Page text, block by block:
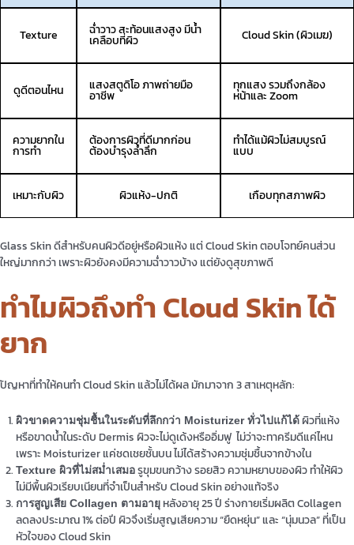
Texture ฉ่ำวาว สะท้อนแสงสูง มีน้ำ
เคลือบที่ผิว Cloud Skin (ผิวเมฆ)
ดูดีตอนไหน แสงสตูดิโอ ภาพถ่ายมือ
อาชีพ
ทุกแสง รวมถึงกล้อง
หน้าและ Zoom
ความยากใน
การทำ
ต้องการผิวที่ดีมากก่อน
ต้องบำรุงล้ำลึก
ทำได้แม้ผิวไม่สมบูรณ์
แบบ
เหมาะกับผิว ผิวแห้ง-ปกติ เกือบทุกสภาพผิว
Glass Skin ดีสำหรับคนผิวดีอยู่หรือผิวแห้ง แต่ Cloud Skin ตอบโจทย์คนส่วน
ใหญ่มากกว่า เพราะผิวยังคงมีความฉ่ำวาวบ้าง แต่ยังดูสุขภาพดี
ทำไมผิวถึงทำ Cloud Skin ได้
ยาก
ปัญหาที่ทำให้คนทำ Cloud Skin แล้วไม่ได้ผล มักมาจาก 3 สาเหตุหลัก:
ผิวขาดความชุ่มชื้นในระดับที่ลึกกว่า Moisturizer ทั่วไปแก้ได้ ผิวที่แห้ง
หรือขาดน้ำในระดับ Dermis ผิวจะไม่ดูเด้งหรืออิ่มฟู ไม่ว่าจะทาครีมดีแค่ไหน
เพราะ Moisturizer แค่ชดเชยชั้นบน ไม่ได้สร้างความชุ่มชื้นจากข้างใน
Texture ผิวที่ไม่สม่ำเสมอ รูขุมขนกว้าง รอยสิว ความหยาบของผิว ทำให้ผิว
ไม่มีพื้นผิวเรียบเนียนที่จำเป็นสำหรับ Cloud Skin อย่างแท้จริง
การสูญเสีย Collagen ตามอายุ หลังอายุ 25 ปี ร่างกายเริ่มผลิต Collagen
ลดลงประมาณ 1% ต่อปี ผิวจึงเริ่มสูญเสียความ “ยืดหยุ่น” และ “นุ่มนวล” ที่เป็น
หัวใจของ Cloud Skin